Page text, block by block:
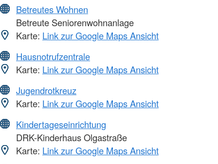
Betreutes Wohnen
Betreute Seniorenwohnanlage
Karte: Link zur Google Maps Ansicht
Hausnotrufzentrale
Karte: Link zur Google Maps Ansicht
Jugendrotkreuz
Karte: Link zur Google Maps Ansicht
Kindertageseinrichtung
DRK-Kinderhaus Olgastraße
Karte: Link zur Google Maps Ansicht